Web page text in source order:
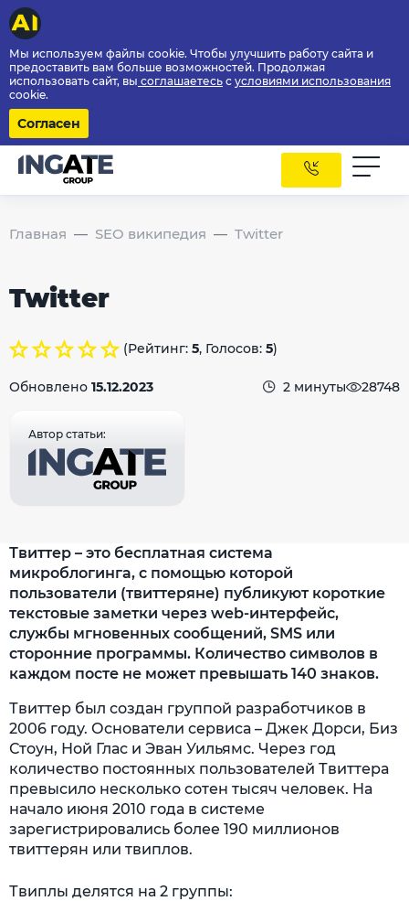
Мы используем файлы cookie. Чтобы улучшить работу сайта и
предоставить вам больше возможностей. Продолжая
использовать сайт, вы соглашаетесь с условиями использования
cookie.
Согласен
Главная SEO википедия Twitter
Twitter
(Рейтинг: 5, Голосов: 5)
Обновлено 15.12.2023 2 минуты 28748
Автор статьи:
Твиттер – это бесплатная система
микроблогинга, с помощью которой
пользователи (твиттеряне) публикуют короткие
текстовые заметки через web-интерфейс,
службы мгновенных сообщений, SMS или
сторонние программы. Количество символов в
каждом посте не может превышать 140 знаков.
Твиттер был создан группой разработчиков в
2006 году. Основатели сервиса – Джек Дорси, Биз
Стоун, Ной Глас и Эван Уильямс. Через год
количество постоянных пользователей Твиттера
превысило несколько сотен тысяч человек. На
начало июня 2010 года в системе
зарегистрировались более 190 миллионов
твиттерян или твиплов.
Твиплы делятся на 2 группы: